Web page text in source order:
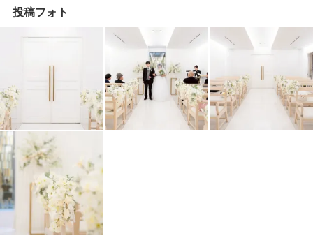
で、新郎新婦の満足のいく挙式を挙げることが
出来ました。下見や打ち合わせを含め、三回程
足を運びました。プランナーさんとは、納得い
くまで話し合いを重ねたので、大満足の結婚式
を挙げる事が出来たと思います。オリジナルの
挙式を挙げる事が出来ました。家族からもとて
も喜んで貰えたのが嬉しかったです。オリジナ
ルの式を挙げる事が出来るので、自分達が主体
になって、小さい事でもプランナーさんに相談
すると良いと思います。
投稿フォト